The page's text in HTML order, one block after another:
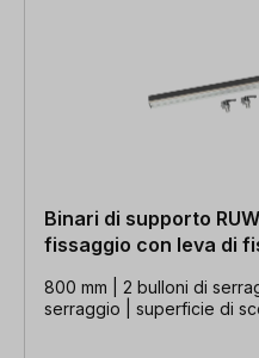
Binari di supporto
fissaggio con leva di
800 mm | 2 bulloni di
serraggio | superficie di